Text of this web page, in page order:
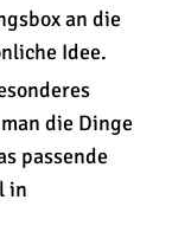
an die
Idee.
die Dinge
passende
in